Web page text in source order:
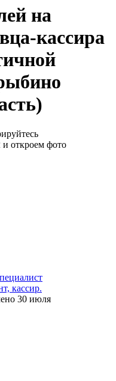
на
кассира
откроем фото
кассир.
30 июля